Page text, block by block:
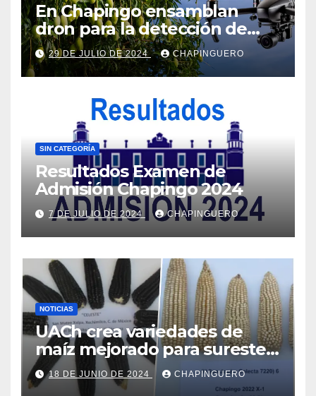
En Chapingo ensamblan
dron para la detección de
frutos maduros de mango
29 DE JULIO DE 2024 CHAPINGUERO
SIN CATEGORÍA
Resultados Examen de
Admisión Chapingo 2024
7 DE JULIO DE 2024 CHAPINGUERO
NOTICIAS
UACh crea variedades de
maíz mejorado para sureste
de Edo.Mex y Valles Altos
Centrales
18 DE JUNIO DE 2024 CHAPINGUERO